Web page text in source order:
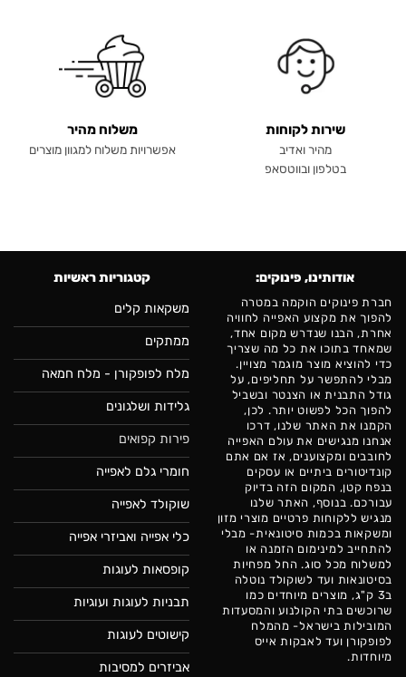
שירות לקוחות
מהיר ואדיב
בטלפון ובווטסאפ
משלוח מהיר
אפשרויות משלוח למגוון מוצרים
אודותינו, פינוקים:
חברת פינוקים הוקמה במטרה
להפוך את מקצוע האפייה לחוויה
אחרת, הבנו שנדרש מקום אחד,
שמאחד בתוכו את כל מה שצריך
כדי להוציא מוצר מוגמר מצויין.
מבלי להתפשר על תחליפים, על
גודל התבנית או הצנטר ובשביל
להפוך הכל לפשוט יותר. לכן,
הקמנו את האתר שלנו, דרכו
אנחנו מנגישים את עולם האפייה
לחובבים ומקצוענים, אז אם אתם
קונדיטורים ביתיים או עסקים
בנפח קטן, המקום הזה בדיוק
עבורכם. בנוסף, האתר שלנו
מנגיש ללקוחות פרטיים מוצרי מזון
ומשקאות בכמות סיטונאית- מבלי
להתחייב למינימום הזמנה או
למשלוח מכל סוג. החל מפחיות
בסיטונאות ועד לשוקולד נוטלה
ב3 ק"ג, מוצרים מיוחדים כמו
שרוכשים בתי הקולנוע והמסעדות
המובילות בישראל- מהמלח
לפופקורן ועד לאבקות אייס
מיוחדות.
קטגוריות ראשיות
משקאות קלים
ממתקים
מלח לפופקורן - מלח חמאה
גלידות ושלגונים
פירות קפואים
חומרי גלם לאפייה
שוקולד לאפייה
כלי אפייה ואביזרי אפייה
קופסאות לעוגות
תבניות לעוגות ועוגיות
קישוטים לעוגות
אביזרים למסיבות